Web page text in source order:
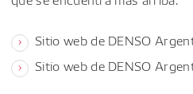
Sitio web de DENSO
Sitio web de DENSO